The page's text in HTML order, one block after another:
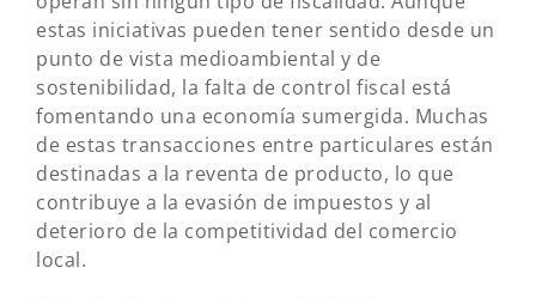
estas iniciativas pueden tener sentido desde un
punto de vista medioambiental y de
sostenibilidad, la falta de control fiscal está
fomentando una economía sumergida. Muchas
de estas transacciones entre particulares están
destinadas a la reventa de producto, lo que
contribuye a la evasión de impuestos y al
deterioro de la competitividad del comercio
local.